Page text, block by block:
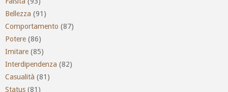
Bellezza (91)
Comportamento (87)
Potere (86)
Imitare (85)
Interdipendenza (82)
Casualità (81)
Status (81)